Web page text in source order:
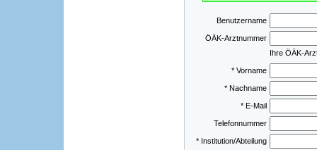
Benutzername
ÖÄK-Arztnummer
Ihre ÖÄK-
* Vorname
* Nachname
* E-Mail
Telefonnummer
* Institution/Abteilung